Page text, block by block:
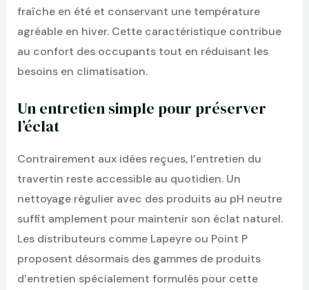
fraîche en été et conservant une température
agréable en hiver. Cette caractéristique contribue
au confort des occupants tout en réduisant les
besoins en climatisation.
Un entretien simple pour préserver
l’éclat
Contrairement aux idées reçues, l’entretien du
travertin reste accessible au quotidien. Un
nettoyage régulier avec des produits au pH neutre
suffit amplement pour maintenir son éclat naturel.
Les distributeurs comme Lapeyre ou Point P
proposent désormais des gammes de produits
d’entretien spécialement formulés pour cette